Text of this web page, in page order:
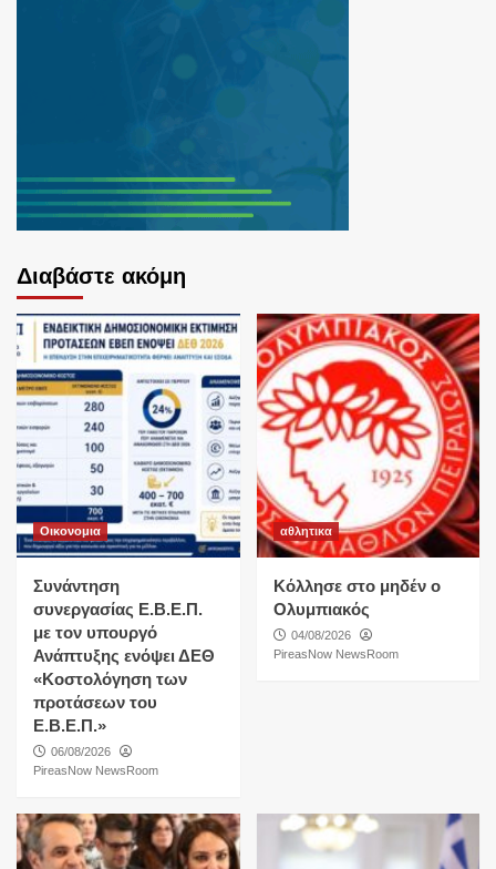
Διαβάστε ακόμη
Οικονομια
Συνάντηση
συνεργασίας Ε.Β.Ε.Π.
με τον υπουργό
Ανάπτυξης ενόψει ΔΕΘ
«Κοστολόγηση των
προτάσεων του
Ε.Β.Ε.Π.»
06/08/2026
PireasNow NewsRoom
αθλητικα
Κόλλησε στο μηδέν ο
Ολυμπιακός
04/08/2026
PireasNow NewsRoom